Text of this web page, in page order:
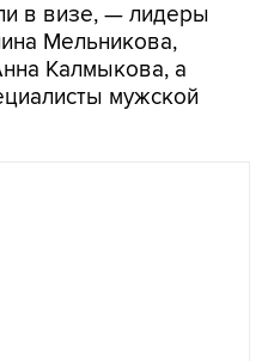
в визе, — лидеры
Мельникова,
Калмыкова, а
мужской